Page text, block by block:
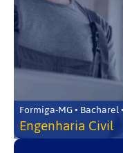
Formiga-MG •
Engenharia Civil